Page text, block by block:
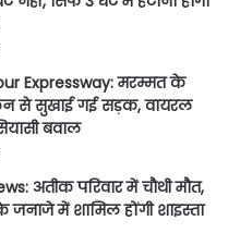
Expressway: मरम्मत के
से सुखाई गई सड़क, वायरल
बवाल
अतीक परिवार में चौथी मौत,
में शामिल होंगी शाइस्ता